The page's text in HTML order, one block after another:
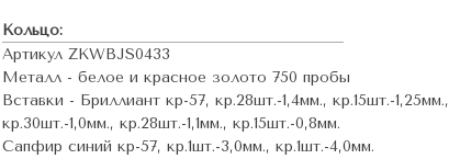
Кольцо:
Артикул ZKWBJS0433
Металл - белое и красное золото 750 пробы
Вставки - Бриллиант кр-57, кр.28шт.-1,4мм., кр.15шт.-1,25мм.,
кр.30шт.-1,0мм., кр.28шт.-1,1мм., кр.15шт.-0,8мм.
Сапфир синий кр-57, кр.1шт.-3,0мм., кр.1шт.-4,0мм.